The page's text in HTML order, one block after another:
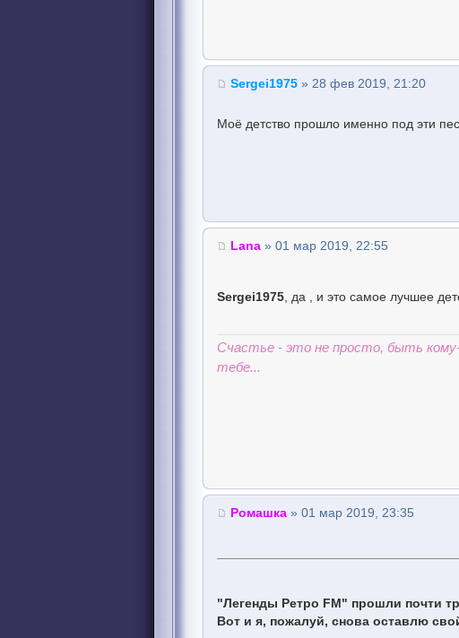
Sergei1975 » 28 фев 2019, 21:20
Моё детство прошло именно под эти
Lana » 01 мар 2019, 22:55
Sergei1975, да , и это самое лучшее
Счастье - это не просто, быть
тебе...
Ромашка » 01 мар 2019, 23:35
"Легенды Ретро FM" прошли почти
Вот и я, пожалуй, снова оставлю